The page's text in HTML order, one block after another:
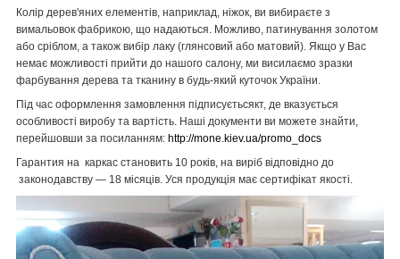
Колір дерев'яних елементів, наприклад, ніжок, ви вибираєте з
вимальовок фабрикою, що надаються. Можливо, патинування золотом
або сріблом, а також вибір лаку (глянсовий або матовий). Якщо у Вас
немає можливості прийти до нашого салону, ми висилаємо зразки
фарбування дерева та тканину в будь-який куточок України.
Під час оформлення замовлення підписуєтьсякт, де вказується
особливості виробу та вартість. Наші документи ви можете знайти,
перейшовши за посиланням: http://mone.kiev.ua/promo_docs
Гарантия на каркас становить 10 років, на виріб відповідно до
законодавству — 18 місяців. Уся продукція має сертифікат якості.